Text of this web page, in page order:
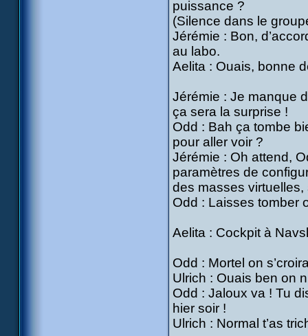
puissance ?
(Silence dans le
Jérémie : Bon,
au labo.
Aelita : Ouais, bonne
Jérémie : Je manque
ça sera la surprise !
Odd : Bah ça tombe
pour aller voir ?
Jérémie : Oh attend,
paramètres de
des masses
Odd : Laisses tomber
Aelita : Cockpit à
Odd : Mortel on
Ulrich : Ouais ben on
Odd : Jaloux va ! Tu
hier soir !
Ulrich : Normal t’as